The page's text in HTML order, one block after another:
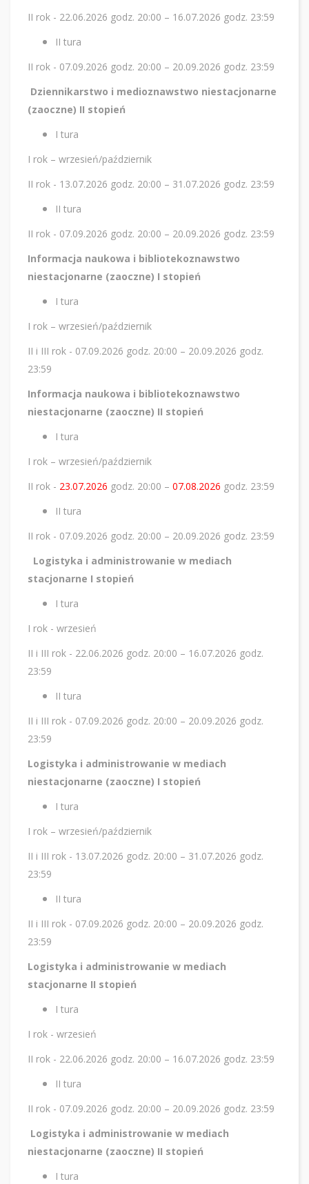
II rok - 22.06.2026 godz. 20:00 – 16.07.2026 godz. 23:59
II tura
II rok - 07.09.2026 godz. 20:00 – 20.09.2026 godz. 23:59
Dziennikarstwo i medioznawstwo niestacjonarne
(zaoczne) II stopień
I tura
I rok – wrzesień/październik
II rok - 13.07.2026 godz. 20:00 – 31.07.2026 godz. 23:59
II tura
II rok - 07.09.2026 godz. 20:00 – 20.09.2026 godz. 23:59
Informacja naukowa i bibliotekoznawstwo
niestacjonarne (zaoczne) I stopień
I tura
I rok – wrzesień/październik
II i III rok - 07.09.2026 godz. 20:00 – 20.09.2026 godz.
23:59
Informacja naukowa i bibliotekoznawstwo
niestacjonarne (zaoczne) II stopień
I tura
I rok – wrzesień/październik
II rok - 23.07.2026 godz. 20:00 – 07.08.2026 godz. 23:59
II tura
II rok - 07.09.2026 godz. 20:00 – 20.09.2026 godz. 23:59
Logistyka i administrowanie w mediach
stacjonarne I stopień
I tura
I rok - wrzesień
II i III rok - 22.06.2026 godz. 20:00 – 16.07.2026 godz.
23:59
II tura
II i III rok - 07.09.2026 godz. 20:00 – 20.09.2026 godz.
23:59
Logistyka i administrowanie w mediach
niestacjonarne (zaoczne) I stopień
I tura
I rok – wrzesień/październik
II i III rok - 13.07.2026 godz. 20:00 – 31.07.2026 godz.
23:59
II tura
II i III rok - 07.09.2026 godz. 20:00 – 20.09.2026 godz.
23:59
Logistyka i administrowanie w mediach
stacjonarne II stopień
I tura
I rok - wrzesień
II rok - 22.06.2026 godz. 20:00 – 16.07.2026 godz. 23:59
II tura
II rok - 07.09.2026 godz. 20:00 – 20.09.2026 godz. 23:59
Logistyka i administrowanie w mediach
niestacjonarne (zaoczne) II stopień
I tura